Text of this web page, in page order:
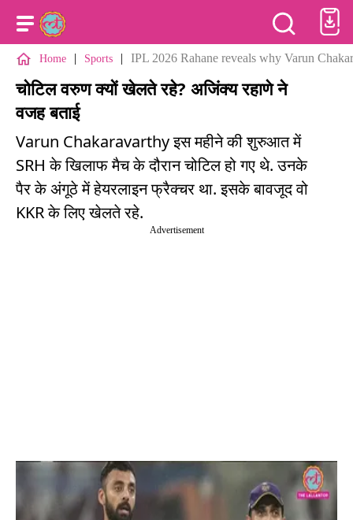
Home | Sports | IPL 2026 Rahane reveals why Varun
चोटिल वरुण क्यों खेलते रहे? अजिंक्य रहाणे ने
वजह बताई
Varun Chakaravarthy इस महीने की शुरुआत में
SRH के खिलाफ मैच के दौरान चोटिल हो गए थे. उनके
पैर के अंगूठे में हेयरलाइन फ्रैक्चर था. इसके बावजूद वो
KKR के लिए खेलते रहे.
Advertisement